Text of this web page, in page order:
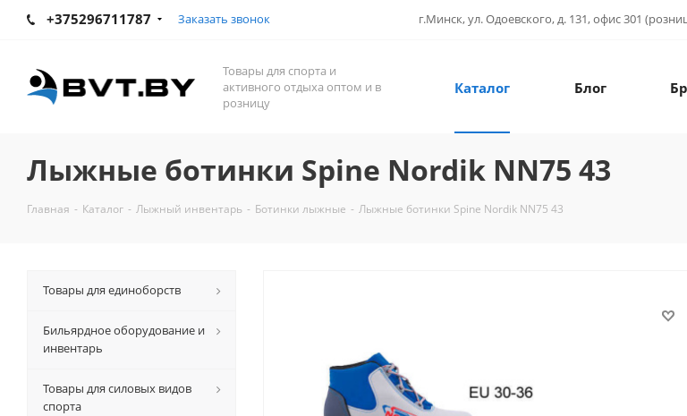
+375296711787 Заказать звонок г.Минск, ул. Одоевского, д. 131, офис 301
Товары для спорта и
активного отдыха оптом и в
розницу
Каталог Блог
Лыжные ботинки Spine Nordik NN75 43
Главная - Каталог - Лыжный инвентарь - Ботинки лыжные - Лыжные ботинки Spine Nordik NN75 43
Товары для единоборств
Бильярдное оборудование и
инвентарь
Товары для силовых видов
спорта